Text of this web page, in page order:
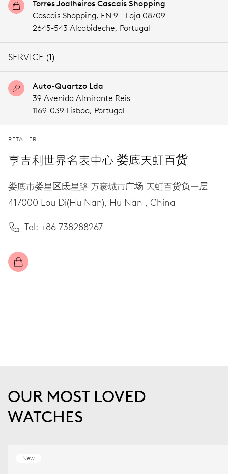
Torres Joalheiros Cascais Shopping
Cascais Shopping, EN 9 - Loja 08/09
2645-543 Alcabideche, Portugal
SERVICE (1)
Auto-Quartzo Lda
39 Avenida Almirante Reis
1169-039 Lisboa, Portugal
RETAILER
亨吉利世界名表中心 娄底天虹百货
娄底市娄星区氐星路 万豪城市广场 天虹百货负一层
417000 Lou Di(Hu Nan), Hu Nan , China
Tel: +86 738288267
OUR MOST LOVED
WATCHES
New